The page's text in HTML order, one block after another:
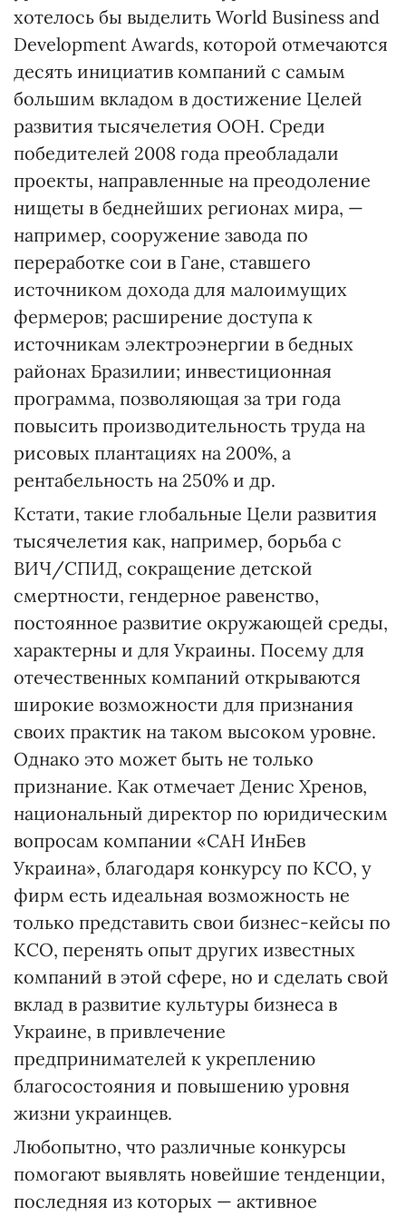
хотелось бы выделить World Business and
Development Awards, которой отмечаются
десять инициатив компаний с самым
большим вкладом в достижение Целей
развития тысячелетия ООН. Среди
победителей 2008 года преобладали
проекты, направленные на преодоление
нищеты в беднейших регионах мира, —
например, сооружение завода по
переработке сои в Гане, ставшего
источником дохода для малоимущих
фермеров; расширение доступа к
источникам электроэнергии в бедных
районах Бразилии; инвестиционная
программа, позволяющая за три года
повысить производительность труда на
рисовых плантациях на 200%, а
рентабельность на 250% и др.
Кстати, такие глобальные Цели развития
тысячелетия как, например, борьба с
ВИЧ/СПИД, сокращение детской
смертности, гендерное равенство,
постоянное развитие окружающей среды,
характерны и для Украины. Посему для
отечественных компаний открываются
широкие возможности для признания
своих практик на таком высоком уровне.
Однако это может быть не только
признание. Как отмечает Денис Хренов,
национальный директор по юридическим
вопросам компании «САН ИнБев
Украина», благодаря конкурсу по КСО, у
фирм есть идеальная возможность не
только представить свои бизнес-кейсы по
КСО, перенять опыт других известных
компаний в этой сфере, но и сделать свой
вклад в развитие культуры бизнеса в
Украине, в привлечение
предпринимателей к укреплению
благосостояния и повышению уровня
жизни украинцев.
Любопытно, что различные конкурсы
помогают выявлять новейшие тенденции,
последняя из которых — активное